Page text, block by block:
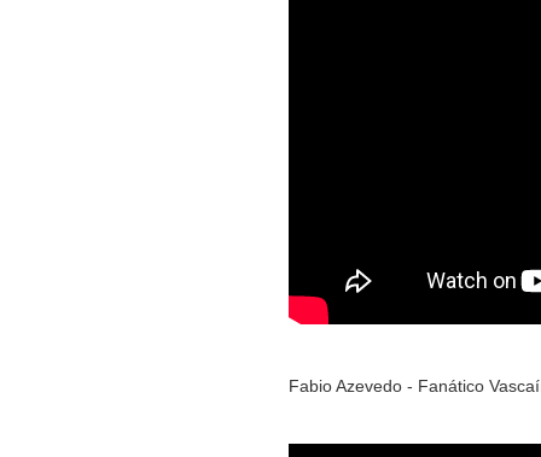
Fabio Azevedo - Fanático